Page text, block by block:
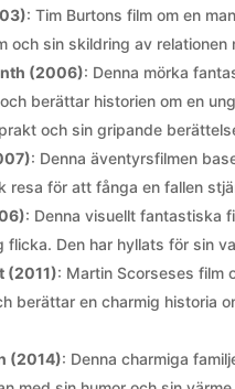
: Tim Burtons film om en
och sin skildring av relationen
(2006): Denna mörka
berättar historien om en
och sin gripande
: Denna äventyrsfilmen
resa för att fånga en fallen
: Denna visuellt fantastiska
flicka. Den har hyllats för sin
(2011): Martin Scorseses film
berättar en charmig historia
(2014): Denna charmiga